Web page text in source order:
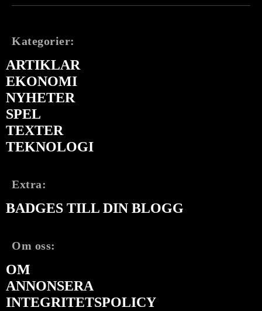
Kategorier:
ARTIKLAR
EKONOMI
NYHETER
SPEL
TEXTER
TEKNOLOGI
Extra:
BADGES TILL DIN BLOGG
Om oss:
OM
ANNONSERA
INTEGRITETSPOLICY